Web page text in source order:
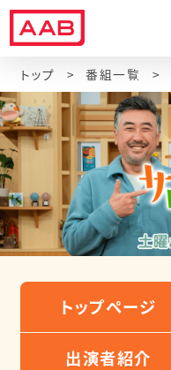
トップ 番組一覧
トップページ
出演者紹介